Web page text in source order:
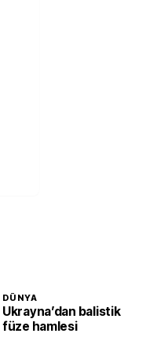
DÜNYA
Ukrayna’dan balistik
füze hamlesi